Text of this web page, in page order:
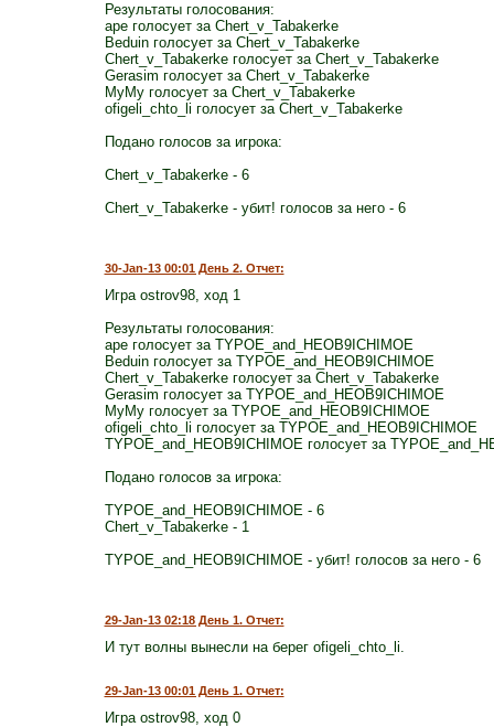
Результаты голосования:
ape голосует за Chert_v_Tabakerke
Beduin голосует за Chert_v_Tabakerke
Chert_v_Tabakerke голосует за Chert_v_Tabakerke
Gerasim голосует за Chert_v_Tabakerke
MyMy голосует за Chert_v_Tabakerke
ofigeli_chto_li голосует за Chert_v_Tabakerke
Подано голосов за игрока:
Chert_v_Tabakerke - 6
Chert_v_Tabakerke - убит! голосов за него - 6
30-Jan-13 00:01 День 2. Отчет:
Игра ostrov98, ход 1
Результаты голосования:
ape голосует за TYPOE_and_HEOB9ICHIMOE
Beduin голосует за TYPOE_and_HEOB9ICHIMOE
Chert_v_Tabakerke голосует за Chert_v_Tabakerke
Gerasim голосует за TYPOE_and_HEOB9ICHIMOE
MyMy голосует за TYPOE_and_HEOB9ICHIMOE
ofigeli_chto_li голосует за TYPOE_and_HEOB9ICHIMOE
TYPOE_and_HEOB9ICHIMOE голосует за
Подано голосов за игрока:
TYPOE_and_HEOB9ICHIMOE - 6
Chert_v_Tabakerke - 1
TYPOE_and_HEOB9ICHIMOE - убит! голосов за него - 6
29-Jan-13 02:18 День 1. Отчет:
И тут волны вынесли на берег ofigeli_chto_li.
29-Jan-13 00:01 День 1. Отчет:
Игра ostrov98, ход 0